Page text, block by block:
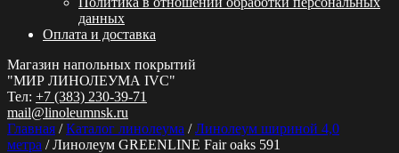
данных
Оплата и доставка
Магазин напольных покрытий
"МИР ЛИНОЛЕУМА IVC"
Тел: +7 (383) 230-39-71
mail@linoleumnsk.ru
Главная /Каталог линолеума /Линолеум шириной 4,0
метра / Линолеум GREENLINE Fair oaks 591